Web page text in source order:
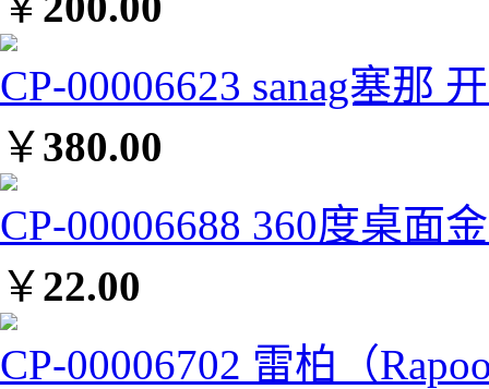
CP-00006623 sanag塞那
￥380.00
CP-00006688 360度桌面
￥22.00
CP-00006702 雷柏（